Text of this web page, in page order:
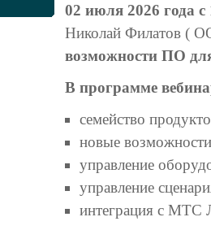
02 июля 2026 года с
Николай Филатов (
возможности ПО
В программе
семейство
новые
управление
управление
интеграция с МТС